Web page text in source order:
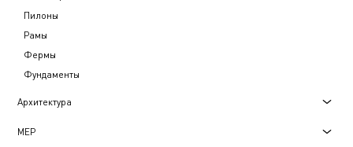
Пилоны
Рамы
Фермы
Фундаменты
Архитектура
МЕР